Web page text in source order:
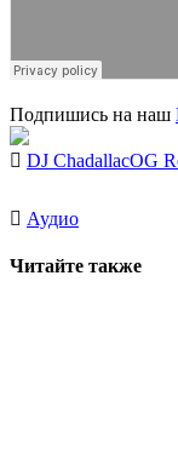
Подпишись на наш
DJ ChadallacOG
Аудио
Читайте также